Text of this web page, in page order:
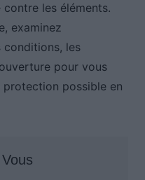
les éléments.
examinez
conditions, les
pour vous
protection possible en